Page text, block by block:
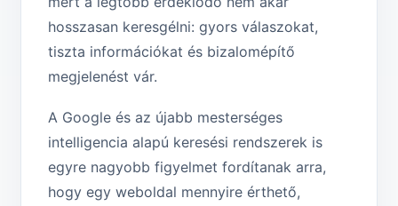
hosszasan keresgélni: gyors válaszokat,
tiszta információkat és bizalomépítő
megjelenést vár.
A Google és az újabb mesterséges
intelligencia alapú keresési rendszerek is
egyre nagyobb figyelmet fordítanak arra,
hogy egy weboldal mennyire érthető,